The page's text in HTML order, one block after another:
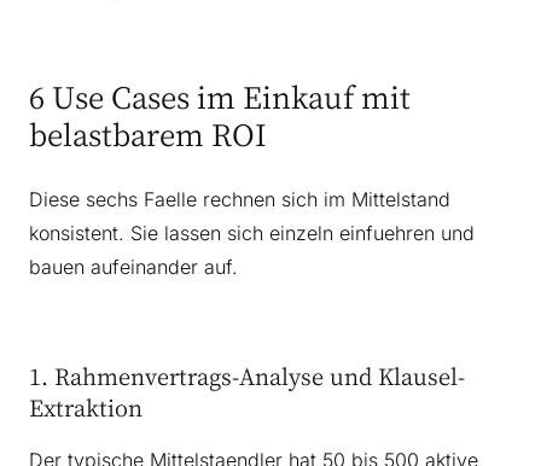
6 Use Cases im Einkauf mit
belastbarem ROI
Diese sechs Faelle rechnen sich im Mittelstand
konsistent. Sie lassen sich einzeln einfuehren und
bauen aufeinander auf.
1. Rahmenvertrags-Analyse und Klausel-
Extraktion
Der typische Mittelstaendler hat 50 bis 500 aktive